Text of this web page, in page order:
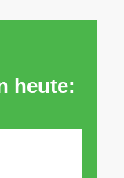
heute: